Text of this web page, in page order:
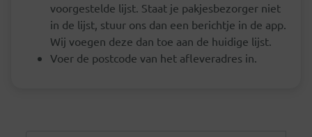
voorgestelde lijst. Staat je pakjesbezorger niet
in de lijst, stuur ons dan een berichtje in de app.
Wij voegen deze dan toe aan de huidige lijst.
Voer de postcode van het afleveradres in.